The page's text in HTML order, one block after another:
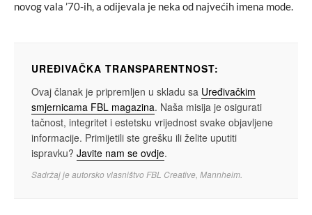
novog vala ’70-ih, a odijevala je neka od najvećih imena mode.
UREĐIVAČKA TRANSPARENTNOST:
Ovaj članak je pripremljen u skladu sa Uređivačkim
smjernicama FBL magazina. Naša misija je osigurati
tačnost, integritet i estetsku vrijednost svake objavljene
informacije. Primijetili ste grešku ili želite uputiti
ispravku? Javite nam se ovdje.
Sadržaj je autorsko vlasništvo FBL Creative, Mannheim.